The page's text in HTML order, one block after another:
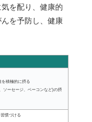
を配り、健康的
を予防し、健康
を積極的に摂る
ソーセージ、ベーコンなど)の摂
慣づける